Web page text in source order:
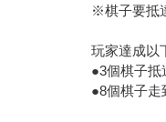
※棋子要抵
玩家達成以
●3個棋子抵
●8個棋子走